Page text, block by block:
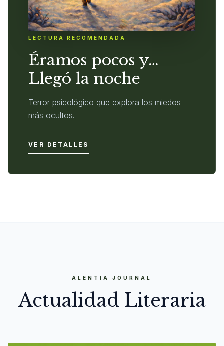
LECTURA RECOMENDADA
Éramos pocos y…
Llegó la noche
Terror psicológico que explora los miedos
más ocultos.
VER DETALLES
ALENTIA JOURNAL
Actualidad Literaria